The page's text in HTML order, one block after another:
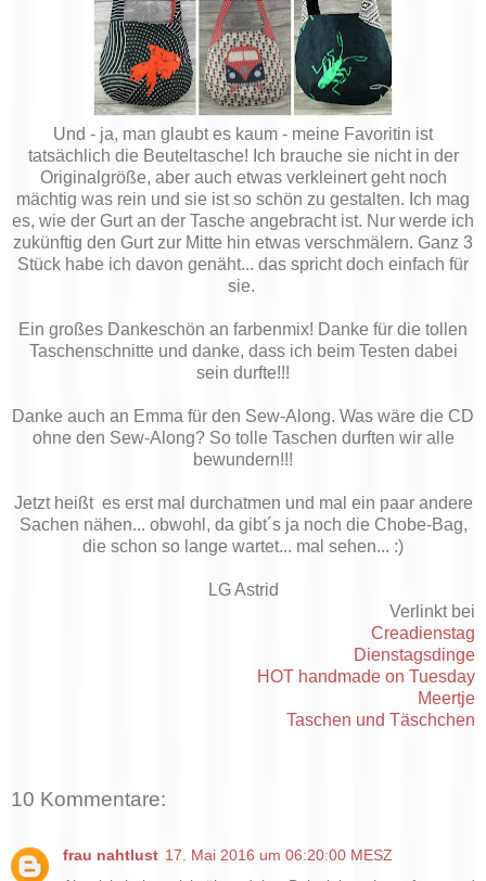
Und - ja, man glaubt es kaum - meine Favoritin ist
tatsächlich die Beuteltasche! Ich brauche sie nicht in der
Originalgröße, aber auch etwas verkleinert geht noch
mächtig was rein und sie ist so schön zu gestalten. Ich mag
es, wie der Gurt an der Tasche angebracht ist. Nur werde ich
zukünftig den Gurt zur Mitte hin etwas verschmälern. Ganz 3
Stück habe ich davon genäht... das spricht doch einfach für
sie.
Ein großes Dankeschön an farbenmix! Danke für die tollen
Taschenschnitte und danke, dass ich beim Testen dabei
sein durfte!!!
Danke auch an Emma für den Sew-Along. Was wäre die CD
ohne den Sew-Along? So tolle Taschen durften wir alle
bewundern!!!
Jetzt heißt es erst mal durchatmen und mal ein paar andere
Sachen nähen... obwohl, da gibt´s ja noch die Chobe-Bag,
die schon so lange wartet... mal sehen... :)
LG Astrid
Verlinkt bei
Creadienstag
Dienstagsdinge
HOT handmade on Tuesday
Meertje
Taschen und Täschchen
10 Kommentare:
frau nahtlust 17. Mai 2016 um 06:20:00 MESZ